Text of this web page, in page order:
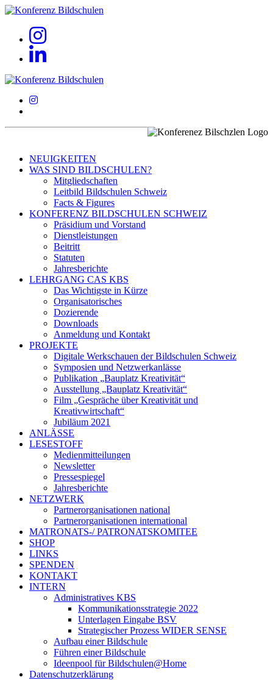
NEUIGKEITEN
WAS SIND BILDSCHULEN?
Mitgliedschaften
Leitbild Bildschulen Schweiz
Facts & Figures
KONFERENZ BILDSCHULEN SCHWEIZ
Präsidium und Vorstand
Dienstleistungen
Beitritt
Statuten
Jahresberichte
LEHRGANG CAS KBS
Das Wichtigste in Kürze
Organisatorisches
Dozierende
Downloads
Anmeldung und Kontakt
PROJEKTE
Digitale Werkschauen der Bildschulen Schweiz
Symposien und Netzwerkanlässe
Publikation „Bauplatz Kreativität“
Ausstellung „Bauplatz Kreativität“
Film „Gespräche über Kreativität und
Kreativwirtschaft“
Jubiläum 2021
ANLÄSSE
LESESTOFF
Medienmitteilungen
Newsletter
Pressespiegel
Jahresberichte
NETZWERK
Partnerorganisationen national
Partnerorganisationen international
MATRONATS-/ PATRONATSKOMITEE
SHOP
LINKS
SPENDEN
KONTAKT
INTERN
Administratives KBS
Kommunikationsstrategie 2022
Unterlagen Eingabe BSV
Strategischer Prozess WIDER SENSE
Aufbau einer Bildschule
Führen einer Bildschule
Ideenpool für Bildschulen@Home
Datenschutzerklärung